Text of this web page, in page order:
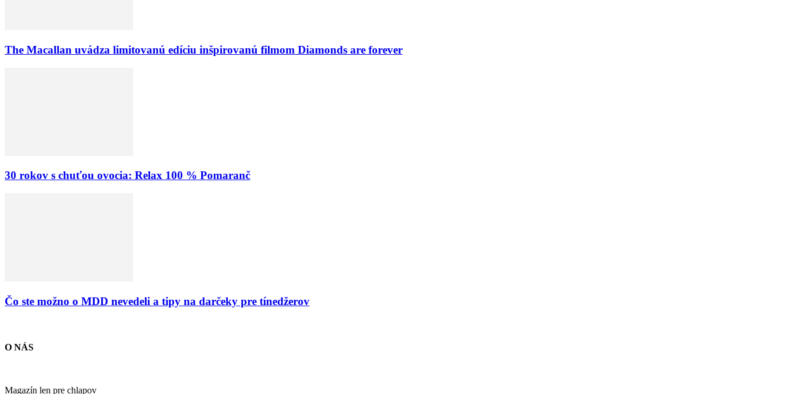
The Macallan uvádza limitovanú edíciu inšpirovanú filmom Diamonds are forever
30 rokov s chuťou ovocia: Relax 100 % Pomaranč
Čo ste možno o MDD nevedeli a tipy na darčeky pre tínedžerov
O NÁS
Magazín len pre chlapov